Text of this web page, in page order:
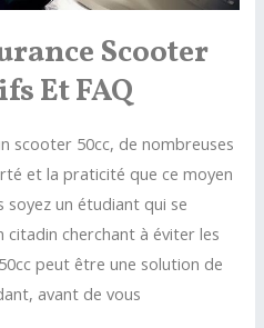
Scooter
Et FAQ
scooter 50cc, de nombreuses
et la praticité que ce moyen
un étudiant qui se
citadin cherchant à éviter les
peut être une solution de
avant de vous